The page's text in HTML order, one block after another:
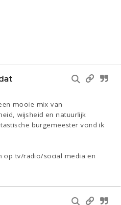
mooie mix van
wijsheid en natuurlijk
burgemeester vond ik
op tv/radio/social media en